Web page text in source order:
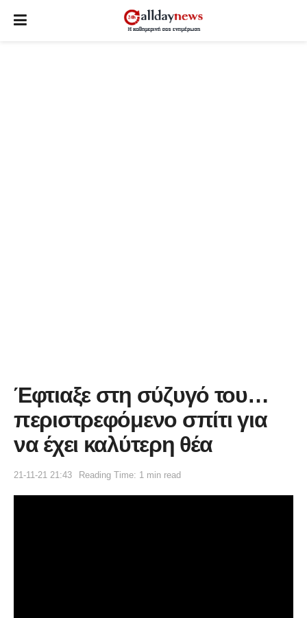
Έφτιαξε στη σύζυγό του…
περιστρεφόμενο σπίτι για
να έχει καλύτερη θέα
21-11-21 21:43 Reading Time: 1 min read